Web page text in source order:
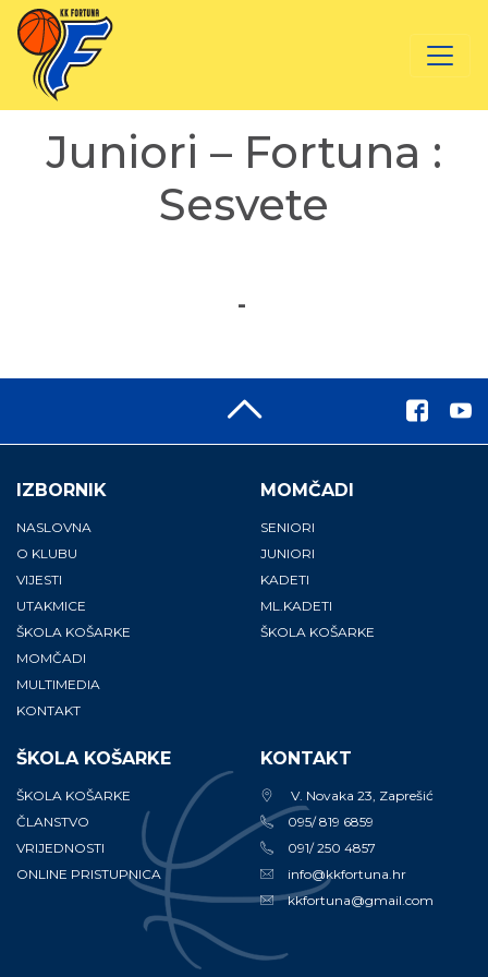
Juniori – Fortuna :
Sesvete
-
IZBORNIK
NASLOVNA
O KLUBU
VIJESTI
UTAKMICE
ŠKOLA KOŠARKE
MOMČADI
MULTIMEDIA
KONTAKT
MOMČADI
SENIORI
JUNIORI
KADETI
ML.KADETI
ŠKOLA KOŠARKE
ŠKOLA KOŠARKE
ŠKOLA KOŠARKE
ČLANSTVO
VRIJEDNOSTI
ONLINE PRISTUPNICA
KONTAKT
V. Novaka 23, Zaprešić
095/ 819 6859
091/ 250 4857
info@kkfortuna.hr
kkfortuna@gmail.com